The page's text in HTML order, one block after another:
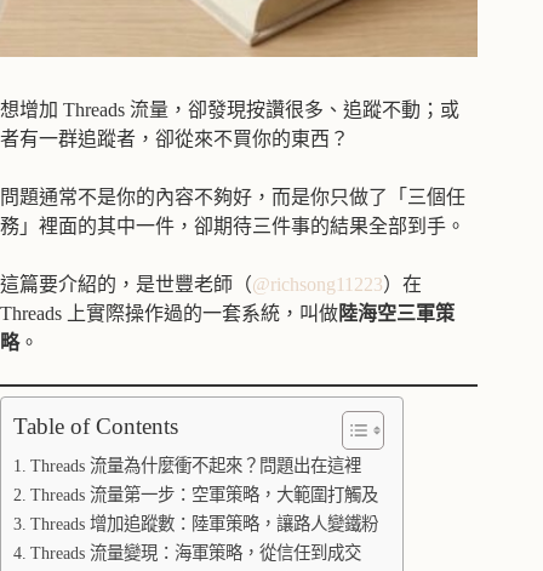
想增加 Threads 流量，卻發現按讚很多、追蹤不動；或
者有一群追蹤者，卻從來不買你的東西？
問題通常不是你的內容不夠好，而是你只做了「三個任
務」裡面的其中一件，卻期待三件事的結果全部到手。
這篇要介紹的，是世豐老師（@richsong11223）在
Threads 上實際操作過的一套系統，叫做陸海空三軍策
略。
Table of Contents
Threads 流量為什麼衝不起來？問題出在這裡
Threads 流量第一步：空軍策略，大範圍打觸及
Threads 增加追蹤數：陸軍策略，讓路人變鐵粉
Threads 流量變現：海軍策略，從信任到成交